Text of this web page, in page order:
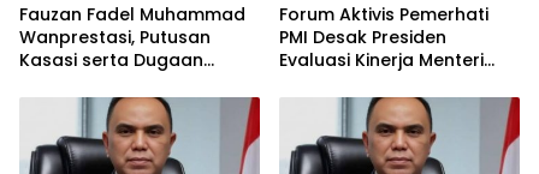
Fauzan Fadel Muhammad
Wanprestasi, Putusan
Kasasi serta Dugaan
Aset PT GME
Forum Aktivis Pemerhati
PMI Desak Presiden
Evaluasi Kinerja Menteri
Penempatan Prosedural